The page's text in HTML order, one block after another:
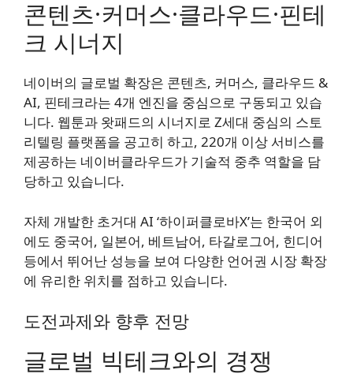
콘텐츠·커머스·클라우드·핀테
크 시너지
네이버의 글로벌 확장은 콘텐츠, 커머스, 클라우드 &
AI, 핀테크라는 4개 엔진을 중심으로 구동되고 있습
니다. 웹툰과 왓패드의 시너지로 Z세대 중심의 스토
리텔링 플랫폼을 공고히 하고, 220개 이상 서비스를
제공하는 네이버클라우드가 기술적 중추 역할을 담
당하고 있습니다.
자체 개발한 초거대 AI ‘하이퍼클로바X’는 한국어 외
에도 중국어, 일본어, 베트남어, 타갈로그어, 힌디어
등에서 뛰어난 성능을 보여 다양한 언어권 시장 확장
에 유리한 위치를 점하고 있습니다.
도전과제와 향후 전망
글로벌 빅테크와의 경쟁